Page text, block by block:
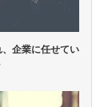
企業に任せてい